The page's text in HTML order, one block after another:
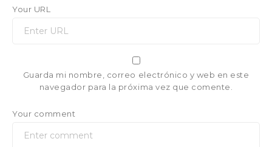
Your URL
Guarda mi nombre, correo electrónico y web en este
navegador para la próxima vez que comente.
Your comment